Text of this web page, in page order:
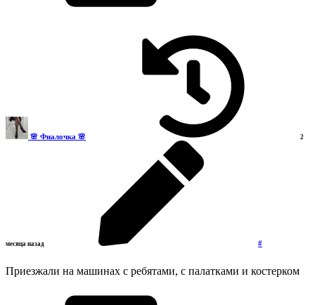
🌸 Фиалочка 🌸 2
месяца назад #
Приезжали на машинах с ребятами, с палатками и костерком